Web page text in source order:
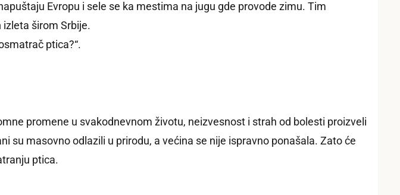
Evropu i sele se ka mestima na jugu gde provode zimu. Tim
širom Srbije.
ptica?“.
promene u svakodnevnom životu, neizvesnost i strah od bolesti proizveli
su masovno odlazili u prirodu, a većina se nije ispravno ponašala. Zato će
ptica.